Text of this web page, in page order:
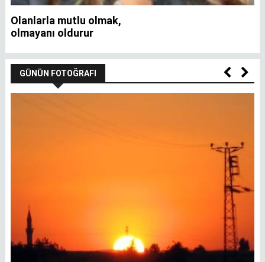
Olanlarla mutlu olmak,
olmayanı oldurur
GÜNÜN FOTOĞRAFI